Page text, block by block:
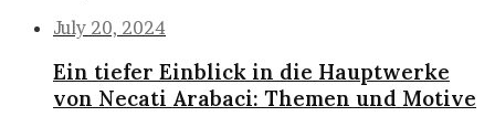
July 20, 2024
Ein tiefer Einblick in die Hauptwerke
von Necati Arabaci: Themen und Motive